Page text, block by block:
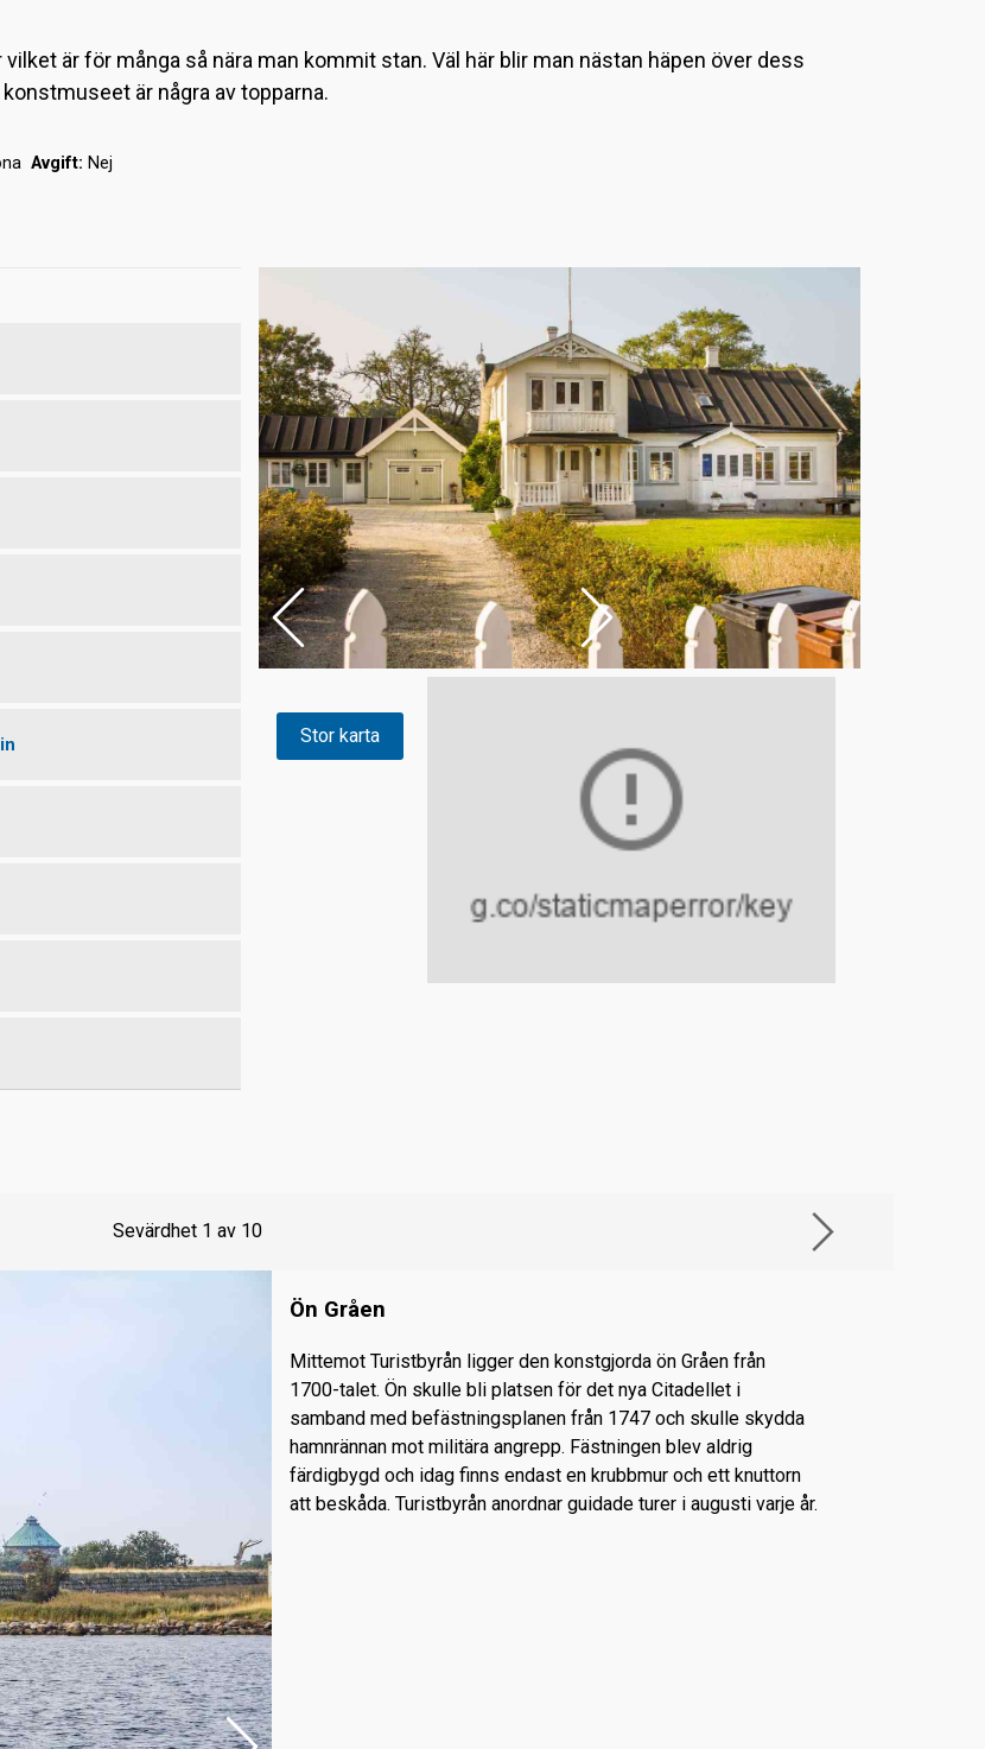
är för många så nära man kommit stan. Väl här blir man nästan häpen över dess
är några av topparna.
Avgift: Nej
Stor karta
Sevärdhet 1 av 10
Ön Gråen
Mittemot Turistbyrån ligger den konstgjorda ön Gråen från
1700-talet. Ön skulle bli platsen för det nya Citadellet i
samband med befästningsplanen från 1747 och skulle skydda
hamnrännan mot militära angrepp. Fästningen blev aldrig
färdigbygd och idag finns endast en krubbmur och ett knuttorn
att beskåda. Turistbyrån anordnar guidade turer i augusti varje år.